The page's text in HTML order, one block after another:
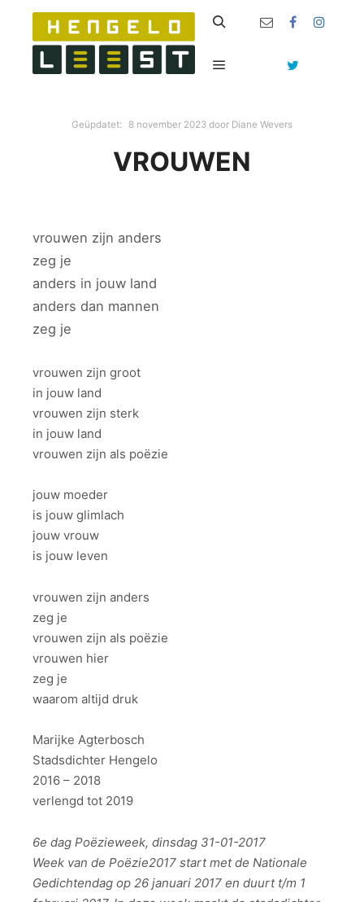
Geüpdatet: 8 november 2023 door Diane Wevers
VROUWEN
vrouwen zijn anders
zeg je
anders in jouw land
anders dan mannen
zeg je
vrouwen zijn groot
in jouw land
vrouwen zijn sterk
in jouw land
vrouwen zijn als poëzie
jouw moeder
is jouw glimlach
jouw vrouw
is jouw leven
vrouwen zijn anders
zeg je
vrouwen zijn als poëzie
vrouwen hier
zeg je
waarom altijd druk
Marijke Agterbosch
Stadsdichter Hengelo
2016 – 2018
verlengd tot 2019
6e dag Poëzieweek, dinsdag 31-01-2017
Week van de Poëzie2017 start met de Nationale
Gedichtendag op 26 januari 2017 en duurt t/m 1